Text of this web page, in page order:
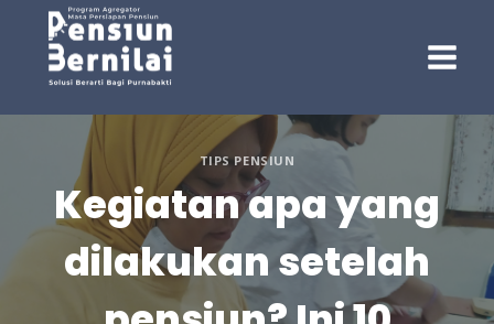
content
TIPS PENSIUN
Kegiatan apa yang
dilakukan setelah